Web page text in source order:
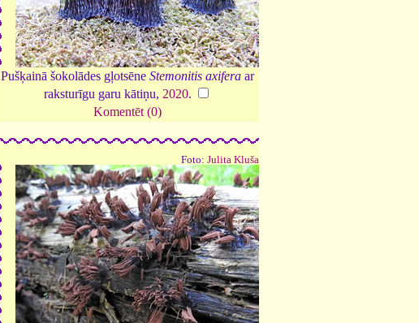
Pušķainā šokolādes gļotsēne Stemonitis axiferaar
raksturīgu garu kātiņu, 2020.
Komentēt (0)
Foto: Julita Kluša